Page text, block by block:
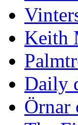
Keith
Daily
Örnar